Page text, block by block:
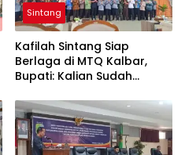
Sintang
Kafilah Sintang Siap
Berlaga di MTQ Kalbar,
Bupati: Kalian Sudah